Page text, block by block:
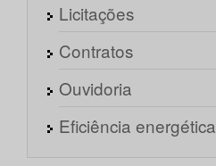
Licitações
Contratos
Ouvidoria
Eficiência energética